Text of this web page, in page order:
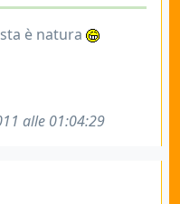
è natura
alle 01:04:29